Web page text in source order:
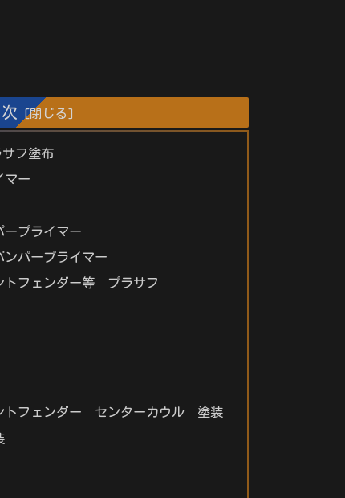
次
フ塗布
マー
プライマー
ンパープライマー
フェンダー等 プラサフ
トフェンダー センターカウル 塗装